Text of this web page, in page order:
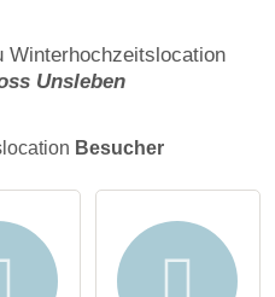
Winterhochzeitslocation
Unsleben
Besucher